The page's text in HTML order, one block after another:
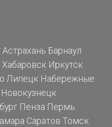
Астрахань Барнаул
Хабаровск Иркутск
Липецк Набережные
Новокузнецк
Пенза Пермь
Саратов Томск